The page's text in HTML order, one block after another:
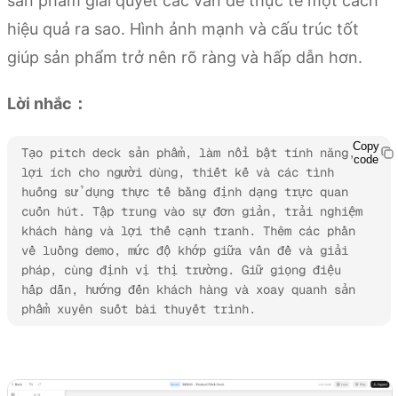
hiệu quả ra sao. Hình ảnh mạnh và cấu trúc tốt
giúp sản phẩm trở nên rõ ràng và hấp dẫn hơn.
Lời nhắc：
Tạo pitch deck sản phẩm, làm nổi bật tính năng,
lợi ích cho người dùng, thiết kế và các tình
huống sử dụng thực tế bằng định dạng trực quan
cuốn hút. Tập trung vào sự đơn giản, trải nghiệm
khách hàng và lợi thế cạnh tranh. Thêm các phần
về luồng demo, mức độ khớp giữa vấn đề và giải
pháp, cùng định vị thị trường. Giữ giọng điệu
hấp dẫn, hướng đến khách hàng và xoay quanh sản
phẩm xuyên suốt bài thuyết trình.
Copy
code